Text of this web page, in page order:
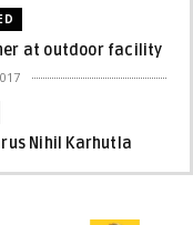
at outdoor facility
Nihil Karhutla